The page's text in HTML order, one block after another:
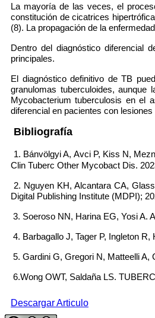
La mayoría de las veces, el
constitución de cicatrices
(8). La propagación de la
Dentro del diagnóstico diferencial
principales.
El diagnóstico definitivo de TB
granulomas tuberculoides,
Mycobacterium tuberculosis en el
diferencial en pacientes con
Bibliografía
1. Bánvölgyi A, Avci P, Kiss N,
Clin Tuberc Other Mycobact Dis.
2. Nguyen KH, Alcantara CA,
Digital Publishing Institute (MDPI);
3. Soeroso NN, Harina EG, Yosi A.
4. Barbagallo J, Tager P, Ingleton
5. Gardini G, Gregori N, Matteelli A,
6.Wong OWT, Saldaña LS.
Descargar Articulo